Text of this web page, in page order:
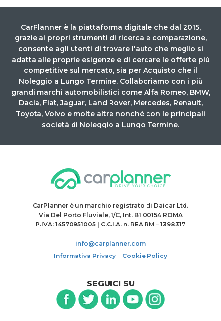
CarPlanner è la piattaforma digitale che dal 2015,
grazie ai propri strumenti di ricerca e comparazione,
consente agli utenti di trovare l'auto che meglio si
adatta alle proprie esigenze e di cercare le offerte più
competitive sul mercato, sia per Acquisto che il
Noleggio a Lungo Termine. Collaboriamo con i più
grandi marchi automobilistici come Alfa Romeo, BMW,
Dacia, Fiat, Jaguar, Land Rover, Mercedes, Renault,
Toyota, Volvo e molte altre nonché con le principali
società di Noleggio a Lungo Termine.
CarPlanner è un marchio registrato di Daicar Ltd.
Via Del Porto Fluviale, 1/C, Int. B1 00154 ROMA
P.IVA: 14570951005 | C.C.I.A. n. REA RM – 1398317
info@carplanner.com
Informativa Privacy
Cookie Policy
SEGUICI SU